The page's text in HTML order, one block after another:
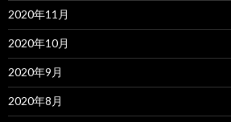
2020年11月
2020年10月
2020年9月
2020年8月